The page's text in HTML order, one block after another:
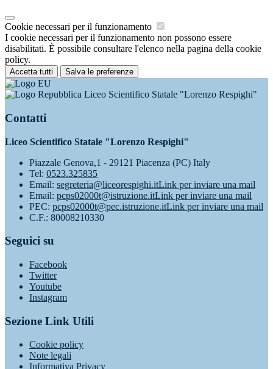
Cookie necessari per il funzionamento
I cookie necessari per il funzionamento non possono essere
disabilitati. È possibile consultare l'elenco nella pagina della cookie
policy.
Accetta tutti Salva le preferenze
Liceo Scientifico Statale "Lorenzo Respighi"
Contatti
Liceo Scientifico Statale "Lorenzo Respighi"
Piazzale Genova,1 - 29121 Piacenza (PC) Italy
Tel: 0523.325835
Email: segreteria@liceorespighi.itLink per inviare una mail
Email: pcps02000t@istruzione.itLink per inviare una mail
PEC: pcps02000t@pec.istruzione.itLink per inviare una mail
C.F.: 80008210330
Seguici su
Facebook
Twitter
Youtube
Instagram
Sezione Link Utili
Cookie policy
Note legali
Informativa Privacy